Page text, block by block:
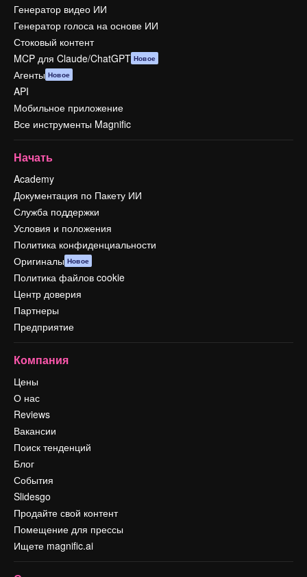
Генератор видео ИИ
Генератор голоса на основе ИИ
Стоковый контент
MCP для Claude/ChatGPT Новое
Агенты Новое
API
Мобильное приложение
Все инструменты Magnific
Начать
Academy
Документация по Пакету ИИ
Служба поддержки
Условия и положения
Политика конфиденциальности
Оригиналы Новое
Политика файлов cookie
Центр доверия
Партнеры
Предприятие
Компания
Цены
О нас
Reviews
Вакансии
Поиск тенденций
Блог
События
Slidesgo
Продайте свой контент
Помещение для прессы
Ищете magnific.ai